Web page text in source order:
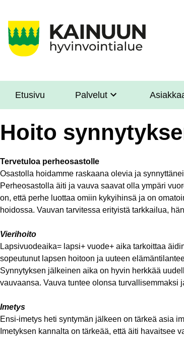
Sote
Menu
Asiakkaille
Etusivu Palvelut
Hoito
Tervetuloa perheosastolle
Osastolla hoidamme raskaana olevia ja
Perheosastolla äiti ja vauva saavat olla ympäri
on, että perhe luottaa omiin kykyihinsä ja on
hoidossa. Vauvan tarvitessa erityistä tarkkailua,
Vierihoito
Lapsivuodeaika= lapsi+ vuode+ aika tarkoittaa
sopeutunut lapsen hoitoon ja uuteen
Synnytyksen jälkeinen aika on hyvin herkkää
vauvaansa. Vauva tuntee olonsa turvallisemmaksi
Imetys
Ensi-imetys heti syntymän jälkeen on tärkeä asia
Imetyksen kannalta on tärkeää, että äiti havaitsee